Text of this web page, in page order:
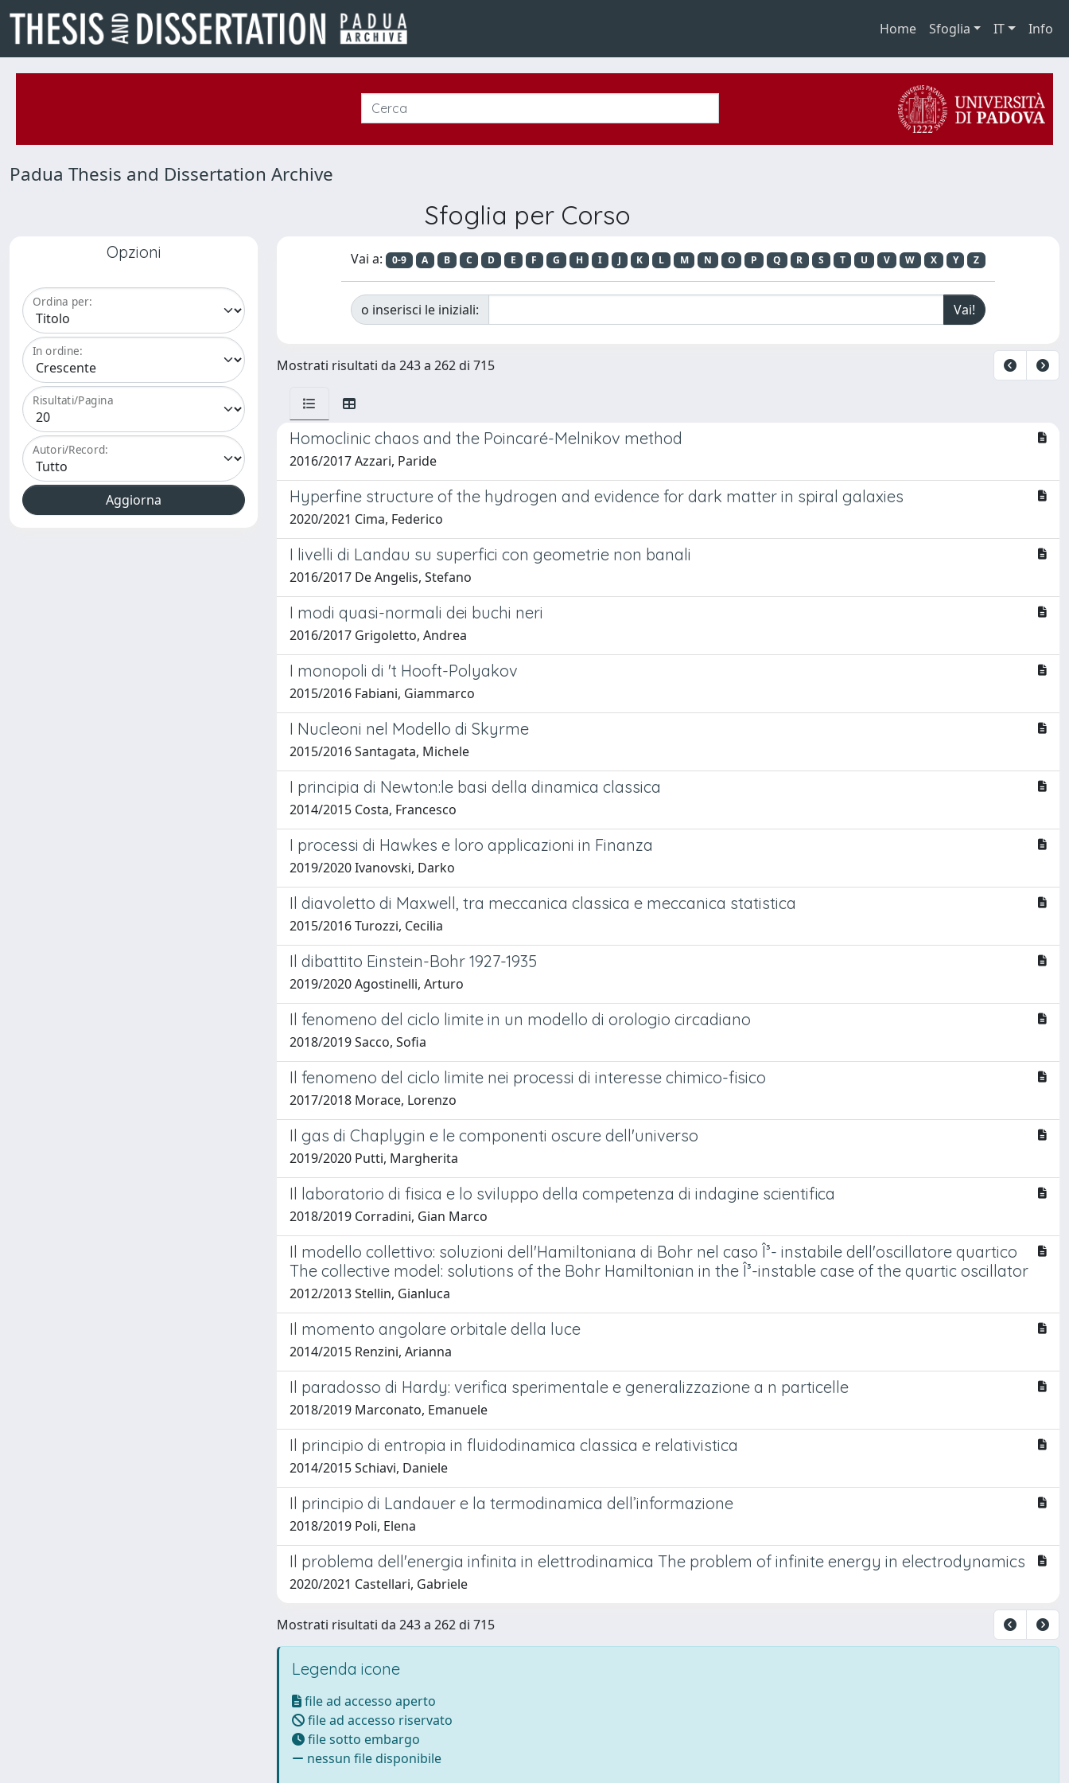
Home Sfoglia IT Info
Padua Thesis and Dissertation Archive
Sfoglia per Corso
Opzioni
Ordina per:
In ordine:
Risultati/Pagina
Autori/Record:
Vai a: 0-9 A B C D E F G H I J K L M N O P Q R S T U V W X Y Z
o inserisci le iniziali:
Mostrati risultati da 243 a 262 di 715
Homoclinic chaos and the Poincaré-Melnikov method
2016/2017 Azzari, Paride
Hyperfine structure of the hydrogen and evidence for dark matter in spiral galaxies
2020/2021 Cima, Federico
I livelli di Landau su superfici con geometrie non banali
2016/2017 De Angelis, Stefano
I modi quasi-normali dei buchi neri
2016/2017 Grigoletto, Andrea
I monopoli di 't Hooft-Polyakov
2015/2016 Fabiani, Giammarco
I Nucleoni nel Modello di Skyrme
2015/2016 Santagata, Michele
I principia di Newton:le basi della dinamica classica
2014/2015 Costa, Francesco
I processi di Hawkes e loro applicazioni in Finanza
2019/2020 Ivanovski, Darko
Il diavoletto di Maxwell, tra meccanica classica e meccanica statistica
2015/2016 Turozzi, Cecilia
Il dibattito Einstein-Bohr 1927-1935
2019/2020 Agostinelli, Arturo
Il fenomeno del ciclo limite in un modello di orologio circadiano
2018/2019 Sacco, Sofia
Il fenomeno del ciclo limite nei processi di interesse chimico-fisico
2017/2018 Morace, Lorenzo
Il gas di Chaplygin e le componenti oscure dell'universo
2019/2020 Putti, Margherita
Il laboratorio di fisica e lo sviluppo della competenza di indagine scientifica
2018/2019 Corradini, Gian Marco
Il modello collettivo: soluzioni dell'Hamiltoniana di Bohr nel caso Î³- instabile dell'oscillatore quartico
The collective model: solutions of the Bohr Hamiltonian in the Î³-instable case of the quartic oscillator
2012/2013 Stellin, Gianluca
Il momento angolare orbitale della luce
2014/2015 Renzini, Arianna
Il paradosso di Hardy: verifica sperimentale e generalizzazione a n particelle
2018/2019 Marconato, Emanuele
Il principio di entropia in fluidodinamica classica e relativistica
2014/2015 Schiavi, Daniele
Il principio di Landauer e la termodinamica dell’informazione
2018/2019 Poli, Elena
Il problema dell'energia infinita in elettrodinamica The problem of infinite energy in electrodynamics
2020/2021 Castellari, Gabriele
Mostrati risultati da 243 a 262 di 715
Legenda icone
file ad accesso aperto
file ad accesso riservato
file sotto embargo
nessun file disponibile